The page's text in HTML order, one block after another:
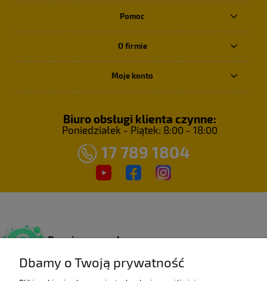
Pomoc
O firmie
Moje konto
Biuro obsługi klienta czynne:
Poniedziałek - Piątek: 8:00 - 18:00
17 789 1804
Bezpieczne zakupy
Dbamy o Twoją prywatność